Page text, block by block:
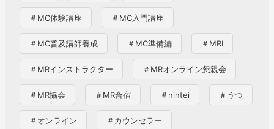
＃MC体験講座 ＃MC入門講座
＃MC普及講師養成 ＃MC準備編 ＃MRI
＃MRインストラクター ＃MRオンライン懇親会
＃MR協会 ＃MR合宿 ＃nintei ＃うつ
＃オンライン ＃カウンセラー